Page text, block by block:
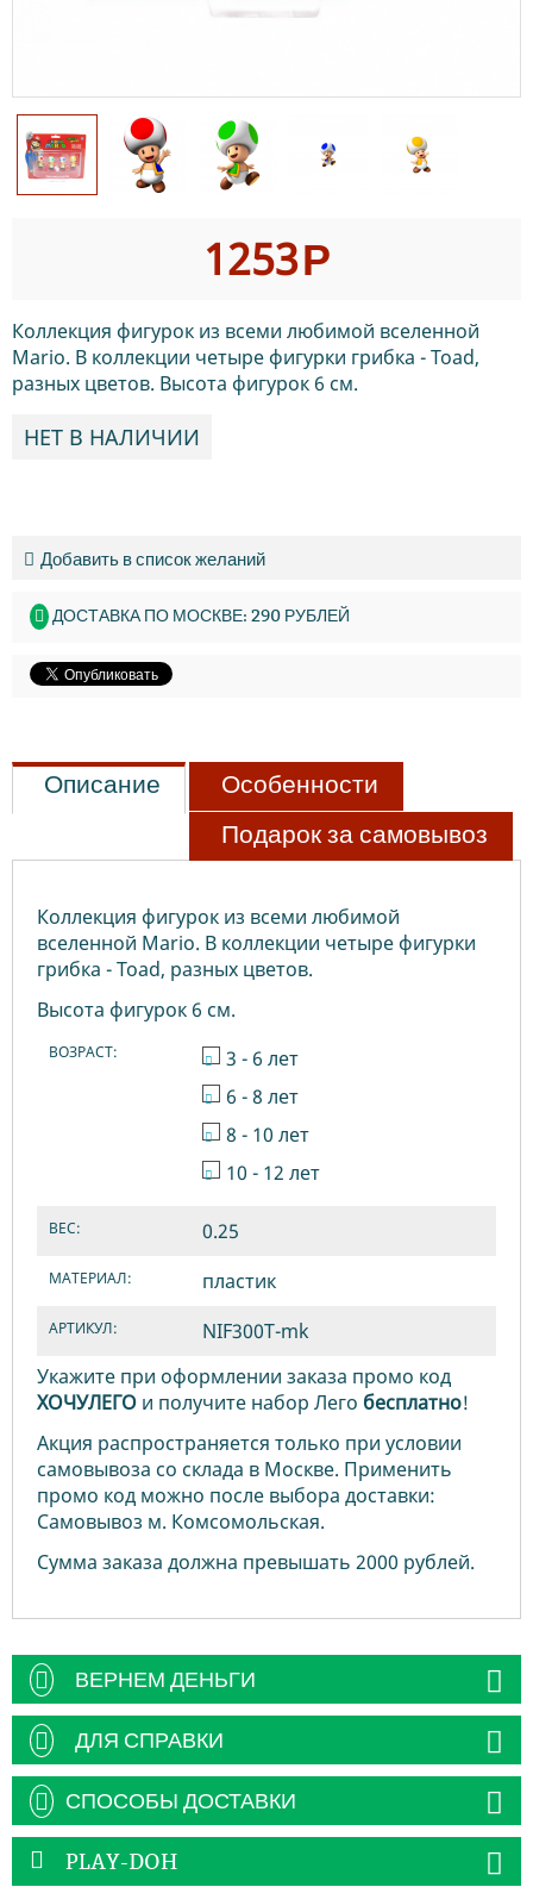
1253Р
Коллекция фигурок из всеми любимой вселенной
Mario. В коллекции четыре фигурки грибка - Toad,
разных цветов. Высота фигурок 6 см.
НЕТ В НАЛИЧИИ
Добавить в список желаний
ДОСТАВКА ПО МОСКВЕ: 290 РУБЛЕЙ
Описание
Особенности
Подарок за самовывоз
Коллекция фигурок из всеми любимой
вселенной Mario. В коллекции четыре фигурки
грибка - Toad, разных цветов.
Высота фигурок 6 см.
ВОЗРАСТ:
3 - 6 лет
6 - 8 лет
8 - 10 лет
10 - 12 лет
ВЕС: 0.25
МАТЕРИАЛ: пластик
АРТИКУЛ:
NIF300T-mk
Укажите при оформлении заказа промо код
ХОЧУЛЕГО и получите набор Лего бесплатно!
Акция распространяется только при условии
самовывоза со склада в Москве. Применить
промо код можно после выбора доставки:
Самовывоз м. Комсомольская.
Сумма заказа должна превышать 2000 рублей.
ВЕРНЕМ ДЕНЬГИ
ДЛЯ СПРАВКИ
СПОСОБЫ ДОСТАВКИ
PLAY-DOH